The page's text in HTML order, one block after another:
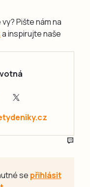
Pište nám na
a inspirujte naše
se přihlásit